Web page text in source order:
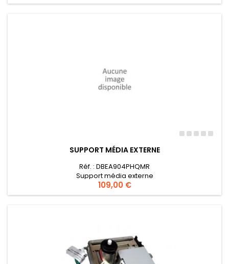
SUPPORT MÉDIA EXTERNE
Réf. : DBEA904PHQMR
Support média externe
Preis
109,00 €